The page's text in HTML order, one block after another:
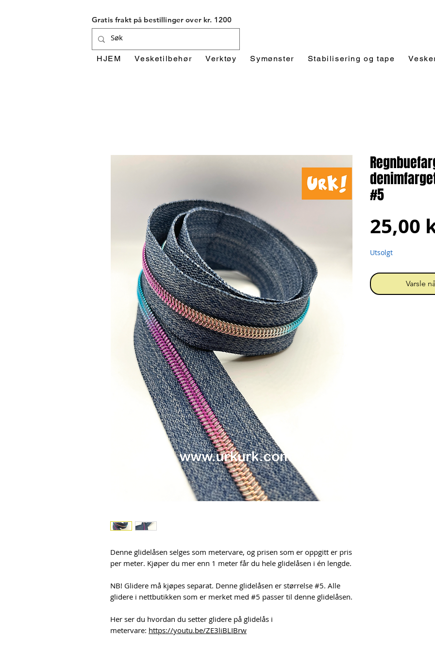
Gratis frakt på bestillinger over kr. 1200
HJEM Vesketilbehør Verktøy Symønster Stabilisering og tape
Denne glidelåsen selges som metervare, og prisen som er oppgitt er pris
per meter. Kjøper du mer enn 1 meter får du hele glidelåsen i én lengde.
NB! Glidere må kjøpes separat. Denne glidelåsen er størrelse #5. Alle
glidere i nettbutikken som er merket med #5 passer til denne glidelåsen.
Her ser du hvordan du setter glidere på glidelås i
metervare: https://youtu.be/ZE3liBLIBrw
#5
25,00
Utsolgt
Varsle